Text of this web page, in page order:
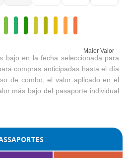
Maior Valor
bajo en la fecha seleccionada para
compras anticipadas hasta el día
de combo, el valor aplicado en el
más bajo del pasaporte individual